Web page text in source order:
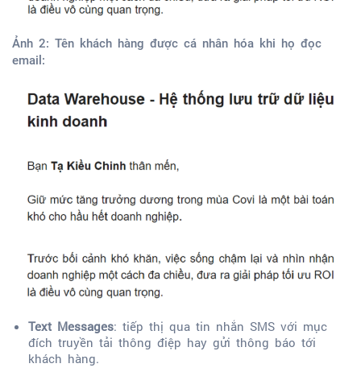
Ảnh 2: Tên khách hàng được cá nhân hóa khi họ đọc
email:
Text Messages: tiếp thị qua tin nhắn SMS với mục
đích truyền tải thông điệp hay gửi thông báo tới
khách hàng.